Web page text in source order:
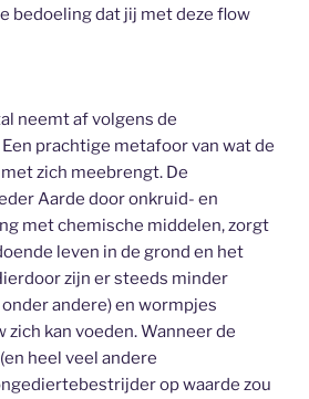
bedoeling dat jij met deze flow
neemt af volgens de
prachtige metafoor van wat de
zich meebrengt. De
Aarde door onkruid- en
met chemische middelen, zorgt
leven in de grond en het
zijn er steeds minder
andere) en wormpjes
zich kan voeden. Wanneer de
heel veel andere
op waarde zou